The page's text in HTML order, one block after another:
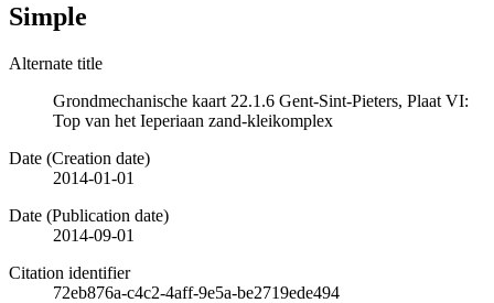
Simple
Alternate title
Grondmechanische kaart 22.1.6 Gent-Sint-Pieters, Plaat VI:
Top van het Ieperiaan zand-kleikomplex
Date (Creation date)
2014-01-01
Date (Publication date)
2014-09-01
Citation identifier
72eb876a-c4c2-4aff-9e5a-be2719ede494